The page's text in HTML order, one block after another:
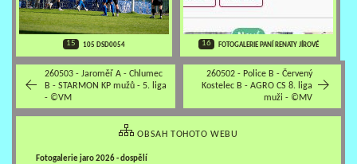
15 105 DSD0054 16 FOTOGALERIE PANÍ RENATY JÍROVÉ
260503 - Jaroměř A - Chlumec
B - STARMON KP mužů - 5. liga
- ©VM
260502 - Police B - Červený
Kostelec B - AGRO CS 8. liga
muži - ©MV
OBSAH TOHOTO WEBU
Fotogalerie jaro 2026 - dospělí